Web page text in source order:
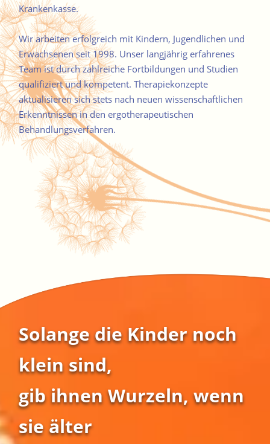
Krankenkasse.
Wir arbeiten erfolgreich mit Kindern, Jugendlichen und
Erwachsenen seit 1998. Unser langjährig erfahrenes
Team ist durch zahlreiche Fortbildungen und Studien
qualifiziert und kompetent. Therapiekonzepte
aktualisieren sich stets nach neuen wissenschaftlichen
Erkenntnissen in den ergotherapeutischen
Behandlungsverfahren.
Solange die Kinder noch
klein sind,
gib ihnen Wurzeln, wenn
sie älter